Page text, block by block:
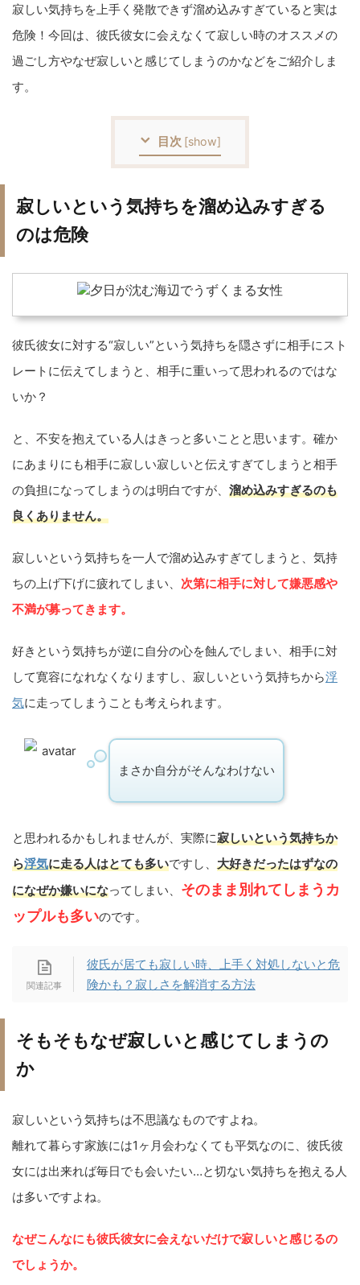
寂しい気持ちを上手く発散できず溜め込みすぎていると実は
危険！今回は、彼氏彼女に会えなくて寂しい時のオススメの
過ごし方やなぜ寂しいと感じてしまうのかなどをご紹介しま
す。
目次 [show]
寂しいという気持ちを溜め込みすぎる
のは危険
彼氏彼女に対する“寂しい”という気持ちを隠さずに相手にスト
レートに伝えてしまうと、相手に重いって思われるのではな
いか？
と、不安を抱えている人はきっと多いことと思います。確か
にあまりにも相手に寂しい寂しいと伝えすぎてしまうと相手
の負担になってしまうのは明白ですが、 溜め込みすぎるのも
良くありません。
寂しいという気持ちを一人で溜め込みすぎてしまうと、気持
ちの上げ下げに疲れてしまい、 次第に相手に対して嫌悪感や
不満が募ってきます。
好きという気持ちが逆に自分の心を蝕んでしまい、相手に対
して寛容になれなくなりますし、寂しいという気持ちから浮
気に走ってしまうことも考えられます。
まさか自分がそんなわけない
と思われるかもしれませんが、実際に寂しいという気持ちか
ら浮気に走る人はとても多いですし、 大好きだったはずなの
になぜか嫌いになってしまい、 そのまま別れてしまうカ
ップルも多いのです。
彼氏が居ても寂しい時、上手く対処しないと危
険かも？寂しさを解消する方法
そもそもなぜ寂しいと感じてしまうの
か
寂しいという気持ちは不思議なものですよね。
離れて暮らす家族には1ヶ月会わなくても平気なのに、彼氏彼
女には出来れば毎日でも会いたい…と切ない気持ちを抱える人
は多いですよね。
なぜこんなにも彼氏彼女に会えないだけで寂しいと感じるの
でしょうか。